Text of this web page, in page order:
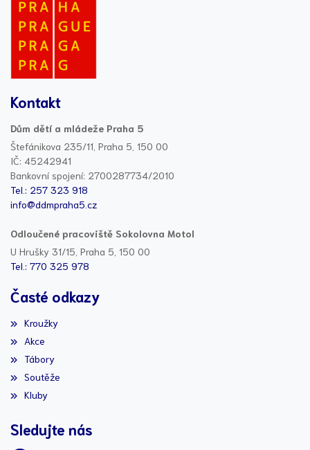
Kontakt
Dům dětí a mládeže Praha 5
Štefánikova 235/11, Praha 5, 150 00
IČ: 45242941
Bankovní spojení: 2700287734/2010
Tel.: 257 323 918
info@ddmpraha5.cz
Odloučené pracoviště Sokolovna Motol
U Hrušky 31/15, Praha 5, 150 00
Tel.: 770 325 978
Časté odkazy
Kroužky
Akce
Tábory
Soutěže
Kluby
Sledujte nás